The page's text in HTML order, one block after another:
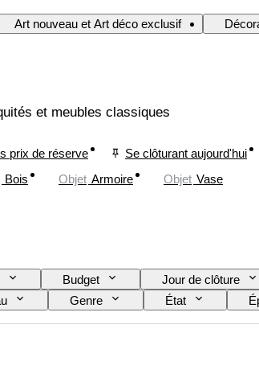
Art nouveau et Art déco exclusif
et meubles classiques
prix de réserve Se clôturant aujourd'hui
Bois Objet Armoire Objet Vase
Budget Jour de clôture
Genre État
montre Réserve de marche